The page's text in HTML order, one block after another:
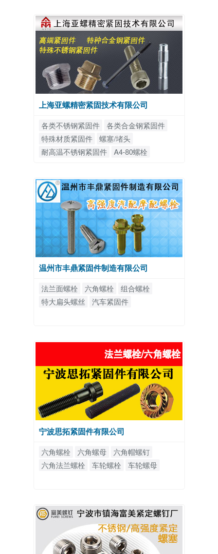
上海亚螺精密紧固技术有限公司
各类不锈钢紧固件
各类合金钢紧固件
特殊材质紧固件
螺塞/堵头
耐高温不锈钢紧固件
A4-80螺栓
温州市丰鼎紧固件制造有限公司
法兰面螺栓 六角螺栓
组合螺栓
特大扁头螺丝
汽车紧固件
宁波思拓紧固件有限公司
六角螺栓 六角螺母
六角帽螺钉
六角法兰螺栓
车轮螺栓 车轮螺母